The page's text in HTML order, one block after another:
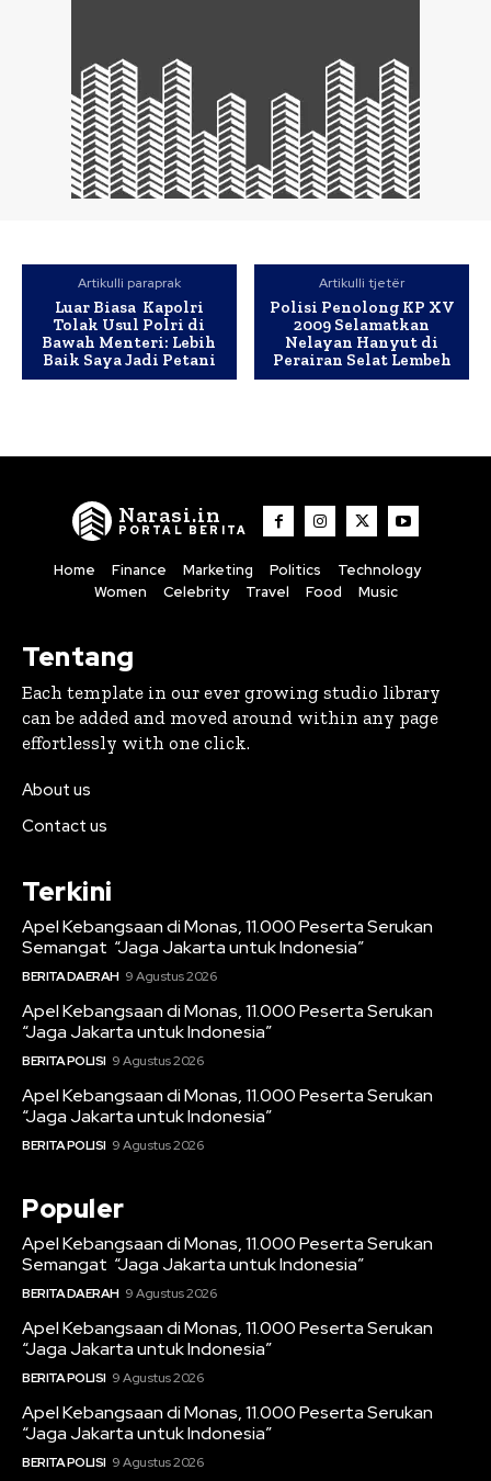
Artikulli paraprak
Luar Biasa Kapolri
Tolak Usul Polri di
Bawah Menteri: Lebih
Baik Saya Jadi Petani
Artikulli tjetër
Polisi Penolong KP XV
2009 Selamatkan
Nelayan Hanyut di
Perairan Selat Lembeh
Narasi.in
PORTAL BERITA
Home Finance Marketing Politics
Technology
Women
Celebrity Travel Food Music
Tentang
Each template in our ever growing studio library
can be added and moved around within any page
effortlessly with one click.
About us
Contact us
Terkini
Apel Kebangsaan di Monas, 11.000 Peserta Serukan
Semangat “Jaga Jakarta untuk Indonesia”
BERITA DAERAH 9 Agustus 2026
Apel Kebangsaan di Monas, 11.000 Peserta Serukan
“Jaga Jakarta untuk Indonesia”
BERITA POLISI 9 Agustus 2026
Apel Kebangsaan di Monas, 11.000 Peserta Serukan
“Jaga Jakarta untuk Indonesia”
BERITA POLISI 9 Agustus 2026
Populer
Apel Kebangsaan di Monas, 11.000 Peserta Serukan
Semangat “Jaga Jakarta untuk Indonesia”
BERITA DAERAH 9 Agustus 2026
Apel Kebangsaan di Monas, 11.000 Peserta Serukan
“Jaga Jakarta untuk Indonesia”
BERITA POLISI 9 Agustus 2026
Apel Kebangsaan di Monas, 11.000 Peserta Serukan
“Jaga Jakarta untuk Indonesia”
BERITA POLISI 9 Agustus 2026